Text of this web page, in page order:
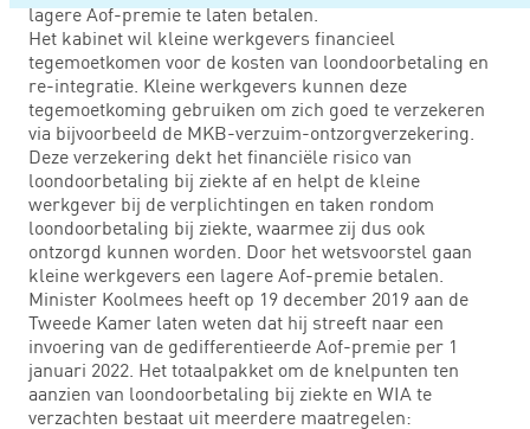
lagere Aof-premie te laten betalen.
Het kabinet wil kleine werkgevers financieel
tegemoetkomen voor de kosten van loondoorbetaling en
re-integratie. Kleine werkgevers kunnen deze
tegemoetkoming gebruiken om zich goed te verzekeren
via bijvoorbeeld de MKB-verzuim-ontzorgverzekering.
Deze verzekering dekt het financiële risico van
loondoorbetaling bij ziekte af en helpt de kleine
werkgever bij de verplichtingen en taken rondom
loondoorbetaling bij ziekte, waarmee zij dus ook
ontzorgd kunnen worden. Door het wetsvoorstel gaan
kleine werkgevers een lagere Aof-premie betalen.
Minister Koolmees heeft op 19 december 2019 aan de
Tweede Kamer laten weten dat hij streeft naar een
invoering van de gedifferentieerde Aof-premie per 1
januari 2022. Het totaalpakket om de knelpunten ten
aanzien van loondoorbetaling bij ziekte en WIA te
verzachten bestaat uit meerdere maatregelen: